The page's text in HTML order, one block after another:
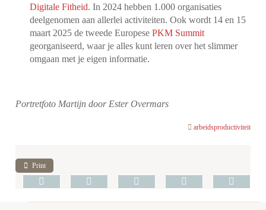
Digitale Fitheid. In 2024 hebben 1.000 organisaties
deelgenomen aan allerlei activiteiten. Ook wordt 14 en 15
maart 2025 de tweede EuropesePKM Summit
georganiseerd, waar je alles kunt leren over het slimmer
omgaan met je eigen informatie.
Portretfoto Martijn door Ester Overmars
arbeidsproductiviteit
Print